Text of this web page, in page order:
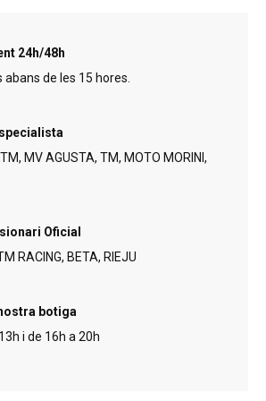
24h/48h
de les 15 hores.
MV AGUSTA, TM, MOTO MORINI,
Oficial
RACING, BETA, RIEJU
botiga
i de 16h a 20h